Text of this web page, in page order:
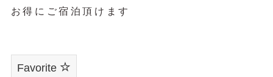
お得にご宿泊頂けます
Favorite